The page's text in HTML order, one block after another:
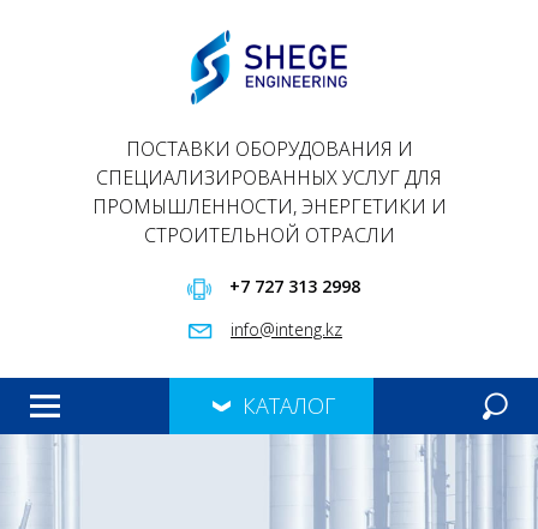
ПОСТАВКИ ОБОРУДОВАНИЯ И
СПЕЦИАЛИЗИРОВАННЫХ УСЛУГ ДЛЯ
ПРОМЫШЛЕННОСТИ, ЭНЕРГЕТИКИ И
СТРОИТЕЛЬНОЙ ОТРАСЛИ
+7 727 313 2998
info@inteng.kz
КАТАЛОГ